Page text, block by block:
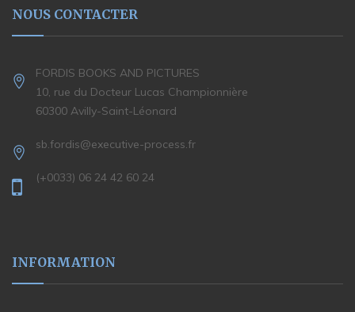
NOUS CONTACTER
FORDIS BOOKS AND PICTURES
10, rue du Docteur Lucas Championnière
60300 Avilly-Saint-Léonard
sb.fordis@executive-process.fr
(+0033) 06 24 42 60 24
INFORMATION